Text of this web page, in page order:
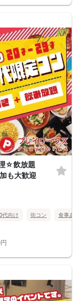
☆飲放題
も大歓迎
代向け 街コン 食事あ